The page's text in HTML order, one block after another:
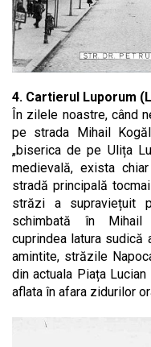
4. Cartierul Luporum
În zilele noastre, când
pe strada Mihail
„biserica de pe Ulița
medievală, exista
stradă principală
străzi a supraviețuit
schimbată în Mihail
cuprindea latura
amintite, străzile
din actuala Piața
aflata în afara zidurilor